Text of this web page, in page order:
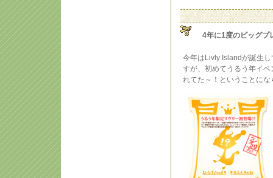
4年に1度のビッグプ
今年はLivly Islandが誕生
すが、初めてうるう年イ
れてた～！ということに